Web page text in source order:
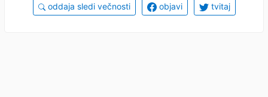
oddaja sledi večnosti objavi tvitaj